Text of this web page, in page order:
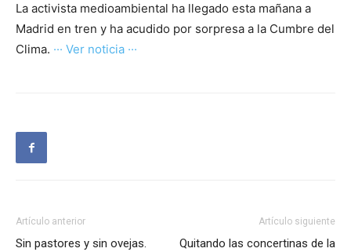
La activista medioambiental ha llegado esta mañana a
Madrid en tren y ha acudido por sorpresa a la Cumbre del
Clima. ··· Ver noticia ···
Artículo anterior
Sin pastores y sin ovejas.
Artículo siguiente
Quitando las concertinas de la